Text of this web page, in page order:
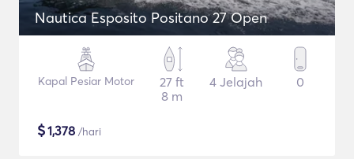
Nautica Esposito Positano 27 Open
Kapal Pesiar Motor
27 ft
8 m
4 Jelajah 0
$1,378 /hari